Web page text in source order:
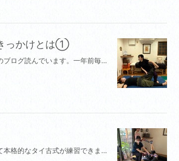
っかけとは①
ブログって忘備録になるんだなって久しぶりに自分のブログ読んでいます。一年前毎日よもぎ蒸しに挑戦しておりました。というのもすごく体調を崩していましたので、セラピストとしてなんとか回復したい一心で何かできることないかなと模索していた時期ですね。当時、足底筋膜炎に悩まされていて、施術している間、足裏がめちゃくちゃ痛いわけですよ。ひっ！って感じで痛みで施術中もそっちに気持ちがいきます。問題ですよね。もちろん、体重が重めなのが理由かもしれませんが、痩せようとしないで(食べるのが命！)他に方法はないかの策が身近にあるよもぎ蒸しでした。効果はテキメン！一年経ちましたが、足底筋膜炎の再発はありません。ただ、連続蓬蒸しをやめたとたん、(8月の猛暑でした。)原因不明の激しい咳に悩まされてしまいます。専門の病院に行っても数値が正常で本当に原因不明なのです。8月下旬には人生初めてのコロナにも罹ってしまいました！家族やスタッフさん、周りの全員がコロナになりましたが、私だけがなんとか免れてきたにも関わらず、今更感でしたが、かなりきつかったです。病院でもらちがあかない状況でしたので、サロンさんを何店舗か頼りました。チェンマイでダオトークセンを受けて、その時の不調を回復した経験があるのでトークセンも受けたいと思い、ネットで検索したサロンさんに汽車とバスと徒歩で片道2時間かけて行きました。通常は運転大好きなので、車で行くところを咳が激しすぎて運転が危ぶまれるほどだったので、要はそれほど体調が悪かったのです。そのサロンさんで出会えた言葉が風の門でした。とてもお話好きなにこやかな優しそうなオーナーさんでしたが、お話に集中しすぎたせいなのか、私の身体が悪過ぎたのか、何かの理由があったのでしょう、そのサロンさんには申し訳ないのですが、とにかく施術が全く効かなかったのです。ただ、その方が延々とチェンマイで学んだ風の門の素晴らしさを話されながら施術をされるのです。オーナーさん、「どうですか、身体に風が通ったでしょう？」私、「(^^;;いゃ〜どうでしょう、ははは。」という感じで私には全く効かないので、むしろ、話の内容とのギャップでそれはなんなんだと興味が湧いてしまったのです。これがきっかけです。私にとってチェンマイは20年前初めてタイ古式に触れて学んだ場所であり、何度も学びのために訪れた場所なので、知らない場所ではありません。帰途につきながらそんなにすごいならチェンマイでリアルな風の門の施術を受けてみたいなとネットで検索しました。次へ※画像は風の門を練習してるスタッフさんです。
練習しました。 楽しかったですねー。布を使って本格的なタイ古式が練習できました。また、やりましょうね。